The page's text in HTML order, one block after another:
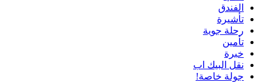
الفندق
تأشيرة
رحلة جوية
تأمين
خبرة
نقل البيك اب
جولة خاصة!